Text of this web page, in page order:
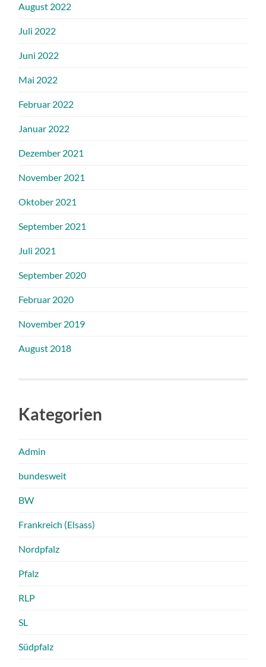
August 2022
Juli 2022
Juni 2022
Mai 2022
Februar 2022
Januar 2022
Dezember 2021
November 2021
Oktober 2021
September 2021
Juli 2021
September 2020
Februar 2020
November 2019
August 2018
Kategorien
Admin
bundesweit
BW
Frankreich (Elsass)
Nordpfalz
Pfalz
RLP
SL
Südpfalz